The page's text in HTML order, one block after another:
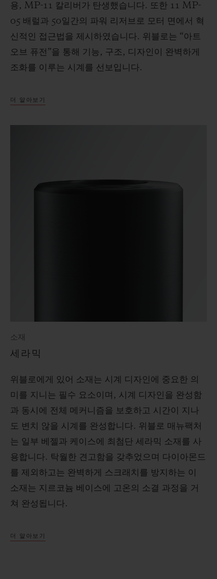
용, MP-11 칼리버가 탄생했습니다. 또한 11 MP-
05 배럴과 50일간의 파워 리저브로 모터 면에서 혁
신적인 접근법을 제시하였습니다. 위블로는 “아트
오브 퓨전”을 통해 기능, 구조, 디자인이 완벽하게
조화를 이루는 시계를 선보입니다.
더 알아보기
소재
세라믹
위블로에게 있어 소재는 시계 디자인에 중요한 의
미를 지니는 필수 요소이며, 시계 디자인을 완성함
과 동시에 전체 메커니즘을 보호하고 시간이 지나
도 변치 않을 시계를 완성합니다. 위블로 매뉴팩처
는 일부 베젤과 케이스에 최첨단 세라믹 소재를 사
용합니다. 탁월한 견고함을 갖추었으며 다이아몬드
를 제외하고는 완벽하게 스크래치를 방지하는 이
소재는 지르코늄 베이스에 고온의 소결 과정을 거
쳐 완성됩니다.
더 알아보기